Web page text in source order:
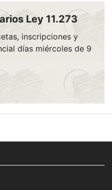
Ley 11.273
inscripciones y
días miércoles de 9